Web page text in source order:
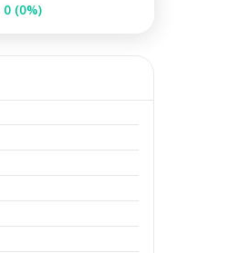
0 (0%)